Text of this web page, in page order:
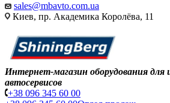
sales@mbavto.com.ua
Киев, пр. Академика Королёва, 11
Интернет-магазин оборудования
автосервисов
+38 096 345 60 00